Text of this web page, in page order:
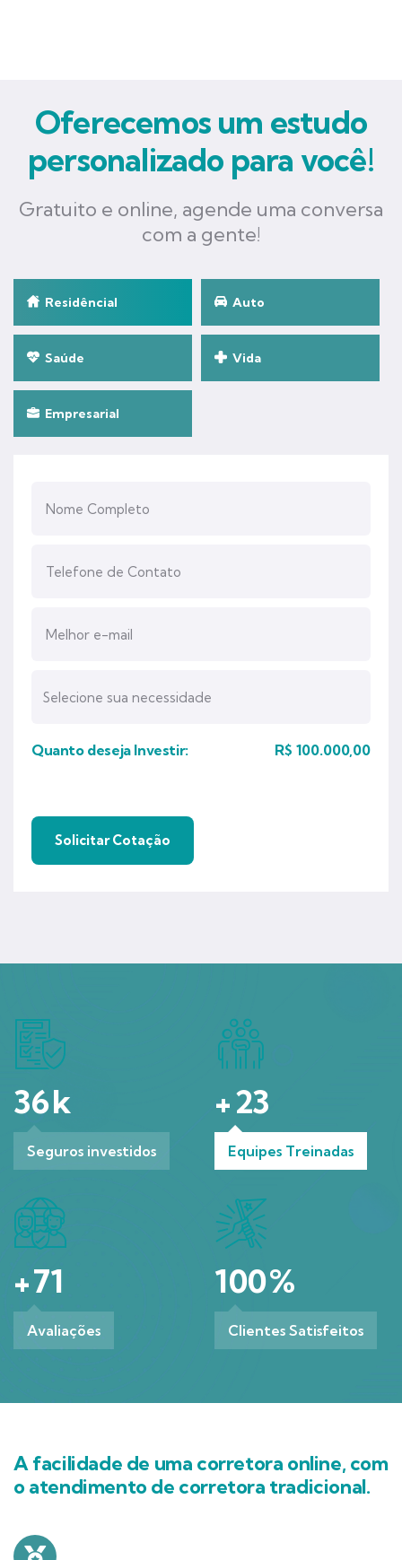
Oferecemos um estudo
personalizado para você!
Gratuito e online, agende uma conversa
com a gente!
Residêncial Auto
Saúde Vida
Empresarial
Quanto deseja Investir: R$ 100.000,00
36k
Seguros investidos
+23
Equipes Treinadas
+71
Avaliações
100%
Clientes Satisfeitos
A facilidade de uma corretora online, com
o atendimento de corretora tradicional.